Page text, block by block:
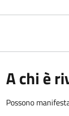
A chi è
Possono